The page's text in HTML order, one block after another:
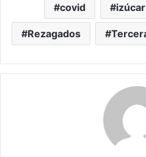
covid
Rezagados